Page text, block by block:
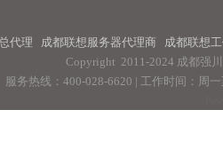
代理 成都联想服务器代理商
成都联想
Copyright 2011-2024 成都强
服务热线：400-028-6620 | 工作时间：周